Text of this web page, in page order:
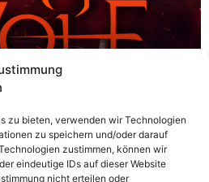
zu bieten, verwenden wir Technologien
zu speichern und/oder darauf
zustimmen, können wir
eindeutige IDs auf dieser Website
nicht erteilen oder
Vampire Eine Frau am Rande
der nach der Macht giert /
er sich verhindern? Tamara
Alpha des Clans von Bayern
sie zu einer Außenseiterin in